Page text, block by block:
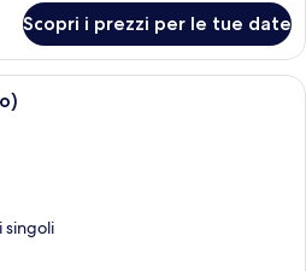
Scopri i prezzi per le tue date
Una camera da letto moderna con
singoli